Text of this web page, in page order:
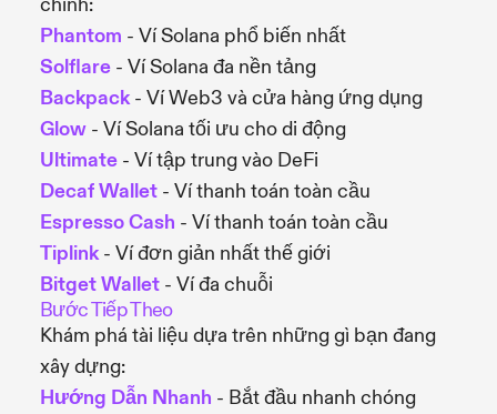
Phantom - Ví Solana phổ biến nhất
Solflare - Ví Solana đa nền tảng
Backpack- Ví Web3 và cửa hàng ứng dụng
Glow - Ví Solana tối ưu cho di động
Ultimate - Ví tập trung vào DeFi
Decaf Wallet - Ví thanh toán toàn cầu
Espresso Cash - Ví thanh toán toàn cầu
Tiplink- Ví đơn giản nhất thế giới
Bitget Wallet - Ví đa chuỗi
Bước Tiếp Theo
Khám phá tài liệu dựa trên những gì bạn đang
xây dựng:
Hướng Dẫn Nhanh - Bắt đầu nhanh chóng